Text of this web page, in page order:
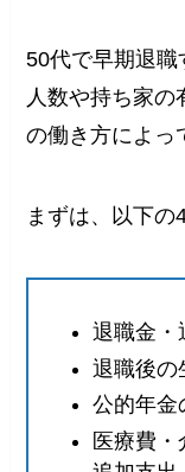
50代で早期退
人数や持ち家の
の働き方によっ
まずは、以下の
退職金・
退職後の
公的年金
医療費